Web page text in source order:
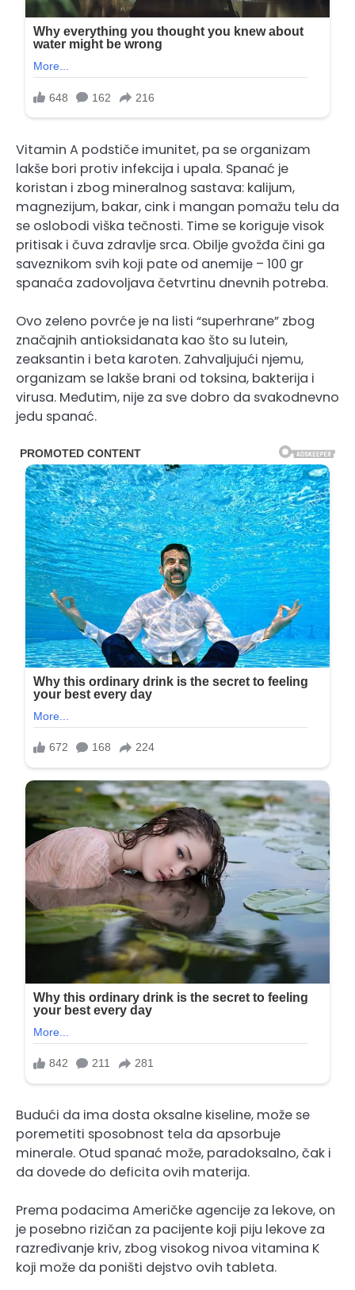
Vitamin A podstiče imunitet, pa se organizam
lakše bori protiv infekcija i upala. Spanać je
koristan i zbog mineralnog sastava: kalijum,
magnezijum, bakar, cink i mangan pomažu telu da
se oslobodi viška tečnosti. Time se koriguje visok
pritisak i čuva zdravlje srca. Obilje gvožđa čini ga
saveznikom svih koji pate od anemije – 100 gr
spanaća zadovoljava četvrtinu dnevnih potreba.
Ovo zeleno povrće je na listi “superhrane” zbog
značajnih antioksidanata kao što su lutein,
zeaksantin i beta karoten. Zahvaljujući njemu,
organizam se lakše brani od toksina, bakterija i
virusa. Međutim, nije za sve dobro da svakodnevno
jedu spanać.
Budući da ima dosta oksalne kiseline, može se
poremetiti sposobnost tela da apsorbuje
minerale. Otud spanać može, paradoksalno, čak i
da dovede do deficita ovih materija.
Prema podacima Američke agencije za lekove, on
je posebno rizičan za pacijente koji piju lekove za
razređivanje kriv, zbog visokog nivoa vitamina K
koji može da poništi dejstvo ovih tableta.